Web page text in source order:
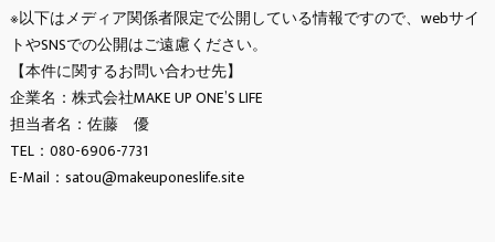
※以下はメディア関係者限定で公開している情報ですので、webサイ
トやSNSでの公開はご遠慮ください。
【本件に関するお問い合わせ先】
企業名：株式会社MAKE UP ONE’S LIFE
担当者名：佐藤 優
TEL：080-6906-7731
E-Mail：satou@makeuponeslife.site